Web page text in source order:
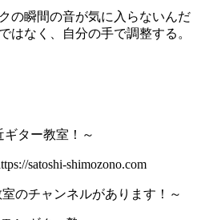
の瞬間の音が気に入らないんだ
はなく、自分の手で調整する。
ギター教室！～
satoshi-shimozono.com
のチャンネルがあります！～